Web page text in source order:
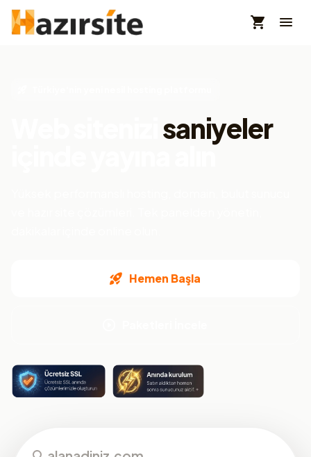
saniyeler
içinde yayına alın
Hemen Başla